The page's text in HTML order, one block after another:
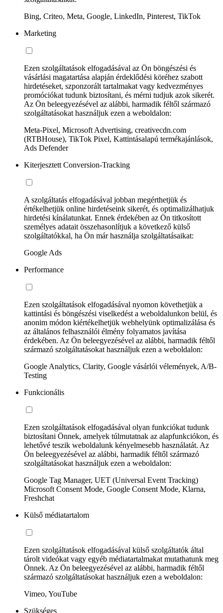
Bing, Criteo, Meta, Google, LinkedIn, Pinterest, TikTok
Marketing
Ezen szolgáltatások elfogadásával az Ön böngészési és
vásárlási magatartása alapján érdeklődési köréhez szabott
hirdetéseket, szponzorált tartalmakat vagy kedvezményes
promóciókat tudunk biztosítani, és mérni tudjuk azok sikerét.
Az Ön beleegyezésével az alábbi, harmadik féltől származó
szolgáltatásokat használjuk ezen a weboldalon:
Meta-Pixel, Microsoft Advertising, creativecdn.com
(RTBHouse), TikTok Pixel, Kattintásalapú termékajánlások,
Ads Defender
Kiterjesztett Conversion-Tracking
A szolgáltatás elfogadásával jobban megérthetjük és
értékelhetjük online hirdetéseink sikerét, és optimalizálhatjuk
hirdetési kínálatunkat. Ennek érdekében az Ön titkosított
személyes adatait összehasonlítjuk a következő külső
szolgáltatókkal, ha Ön már használja szolgáltatásaikat:
Google Ads
Performance
Ezen szolgáltatások elfogadásával nyomon követhetjük a
kattintási és böngészési viselkedést a weboldalunkon belül, és
anonim módon kiértékelhetjük webhelyünk optimalizálása és
az általános felhasználói élmény folyamatos javítása
érdekében. Az Ön beleegyezésével az alábbi, harmadik féltől
származó szolgáltatásokat használjuk ezen a weboldalon:
Google Analytics, Clarity, Google vásárlói vélemények, A/B-
Testing
Funkcionális
Ezen szolgáltatások elfogadásával olyan funkciókat tudunk
biztosítani Önnek, amelyek túlmutatnak az alapfunkciókon, és
lehetővé teszik weboldalunk kényelmesebb használatát. Az
Ön beleegyezésével az alábbi, harmadik féltől származó
szolgáltatásokat használjuk ezen a weboldalon:
Google Tag Manager, UET (Universal Event Tracking)
Microsoft Consent Mode, Google Consent Mode, Klarna,
Freshchat
Külső médiatartalom
Ezen szolgáltatások elfogadásával külső szolgáltatók által
tárolt videókat vagy egyéb médiatartalmakat mutathatunk meg
Önnek. Az Ön beleegyezésével az alábbi, harmadik féltől
származó szolgáltatásokat használjuk ezen a weboldalon:
Vimeo, YouTube
Szükséges